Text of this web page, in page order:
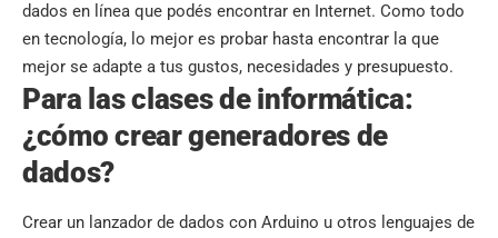
dados en línea que podés encontrar en Internet. Como todo
en tecnología, lo mejor es probar hasta encontrar la que
mejor se adapte a tus gustos, necesidades y presupuesto.
Para las clases de informática:
¿cómo crear generadores de
dados?
Crear un lanzador de dados con Arduino u otros lenguajes de